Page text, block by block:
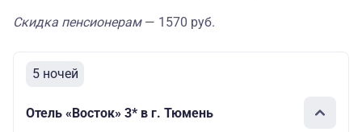
Скидка пенсионерам — 1570 руб.
5 ночей
Отель «Восток» 3* в г. Тюмень